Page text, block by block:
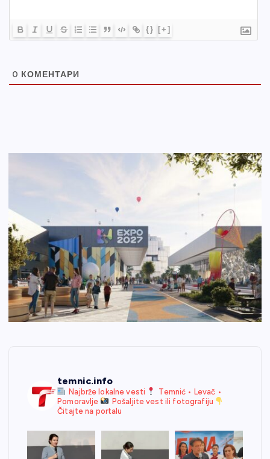
{} [+]
0 КОМЕНТАРИ
temnic.info
Najbrže lokalne vesti
Temnić • Levač •
Pomoravlje
Pošaljite vest ili fotografiju
Čitajte na portalu